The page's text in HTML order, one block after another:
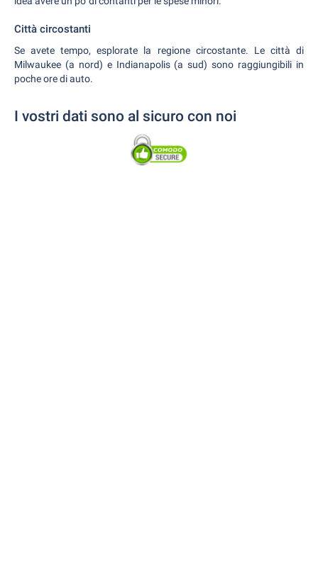
Città circostanti
Se avete tempo, esplorate la regione circostante. Le città di
Milwaukee (a nord) e Indianapolis (a sud) sono raggiungibili in
poche ore di auto.
I vostri dati sono al sicuro con noi